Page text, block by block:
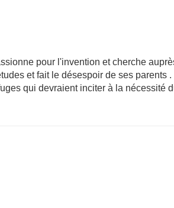
pour l'invention et cherche
et fait le désespoir de ses parents .
qui devraient inciter à la nécessité